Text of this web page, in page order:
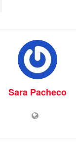
Sara Pacheco